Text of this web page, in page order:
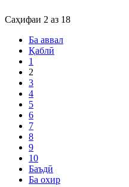
Саҳифаи 2 аз 18
Ба аввал
Қаблӣ
1
2
3
4
5
6
7
8
9
10
Баъдӣ
Ба охир